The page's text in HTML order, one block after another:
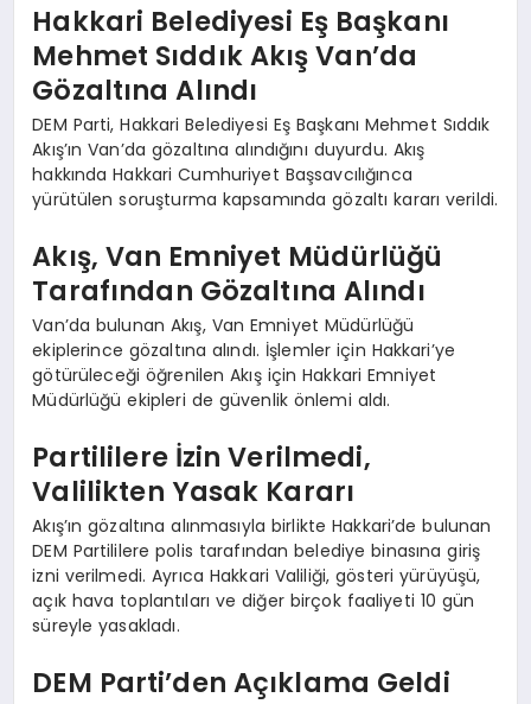
Hakkari Belediyesi Eş Başkanı
Mehmet Sıddık Akış Van’da
Gözaltına Alındı
DEM Parti, Hakkari Belediyesi Eş Başkanı Mehmet Sıddık
Akış’ın Van’da gözaltına alındığını duyurdu. Akış
hakkında Hakkari Cumhuriyet Başsavcılığınca
yürütülen soruşturma kapsamında gözaltı kararı verildi.
Akış, Van Emniyet Müdürlüğü
Tarafından Gözaltına Alındı
Van’da bulunan Akış, Van Emniyet Müdürlüğü
ekiplerince gözaltına alındı. İşlemler için Hakkari’ye
götürüleceği öğrenilen Akış için Hakkari Emniyet
Müdürlüğü ekipleri de güvenlik önlemi aldı.
Partililere İzin Verilmedi,
Valilikten Yasak Kararı
Akış’ın gözaltına alınmasıyla birlikte Hakkari’de bulunan
DEM Partililere polis tarafından belediye binasına giriş
izni verilmedi. Ayrıca Hakkari Valiliği, gösteri yürüyüşü,
açık hava toplantıları ve diğer birçok faaliyeti 10 gün
süreyle yasakladı.
DEM Parti’den Açıklama Geldi